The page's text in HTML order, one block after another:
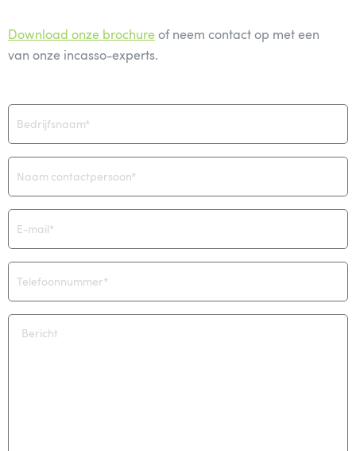
Download onze brochure of neem contact op met een
van onze incasso-experts.